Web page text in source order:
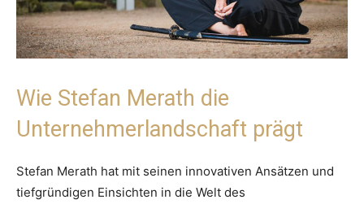
Wie Stefan Merath die
Unternehmerlandschaft prägt
Stefan Merath hat mit seinen innovativen Ansätzen und
tiefgründigen Einsichten in die Welt des